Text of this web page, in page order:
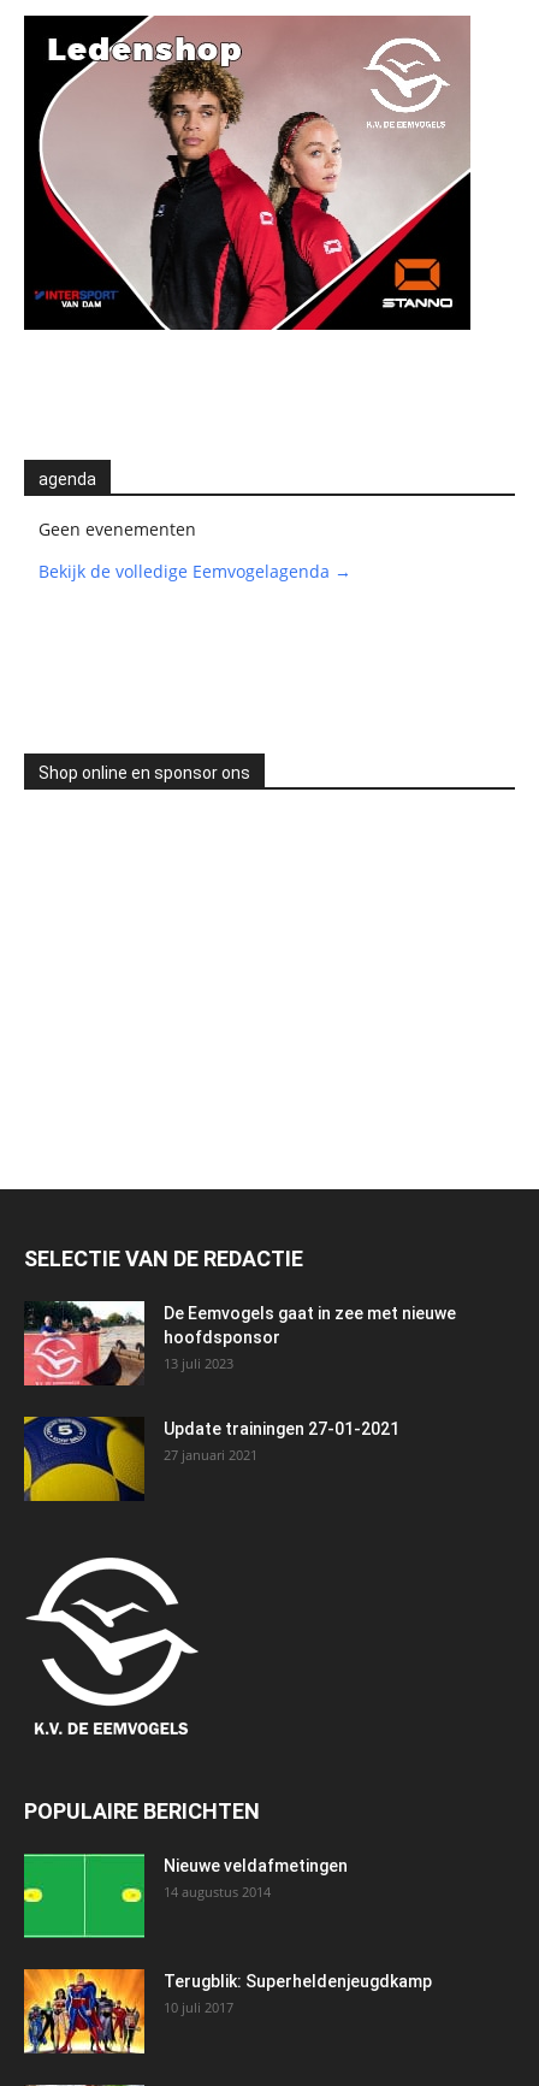
agenda
Geen evenementen
Bekijk de volledige Eemvogelagenda →
Shop online en sponsor ons
SELECTIE VAN DE REDACTIE
De Eemvogels gaat in zee met nieuwe
hoofdsponsor
13 juli 2023
Update trainingen 27-01-2021
27 januari 2021
POPULAIRE BERICHTEN
Nieuwe veldafmetingen
14 augustus 2014
Terugblik: Superheldenjeugdkamp
10 juli 2017